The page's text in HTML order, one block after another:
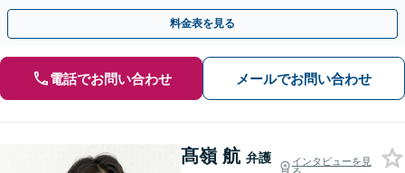
料金表を見る
電話でお問い合わせ メールでお問い合わせ
髙嶺 航 弁護
インタビューを見